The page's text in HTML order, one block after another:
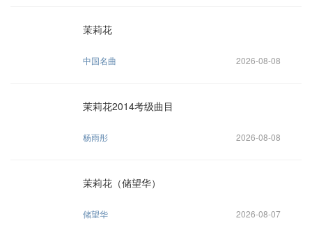
茉莉花
中国名曲 2026-08-08
茉莉花2014考级曲目
杨雨彤 2026-08-08
茉莉花（储望华）
储望华 2026-08-07